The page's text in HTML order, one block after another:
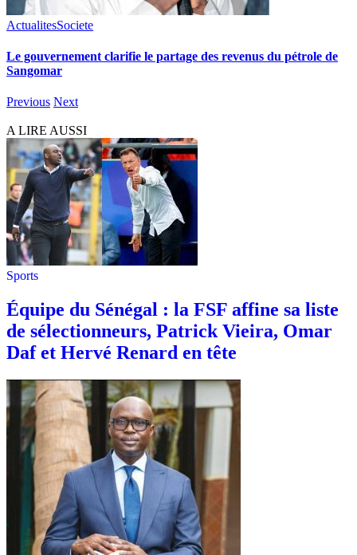
ActualitesSociete
Le gouvernement clarifie le partage des revenus du pétrole de
Sangomar
Previous Next
A LIRE AUSSI
Sports
Équipe du Sénégal : la FSF affine sa liste
de sélectionneurs, Patrick Vieira, Omar
Daf et Hervé Renard en tête